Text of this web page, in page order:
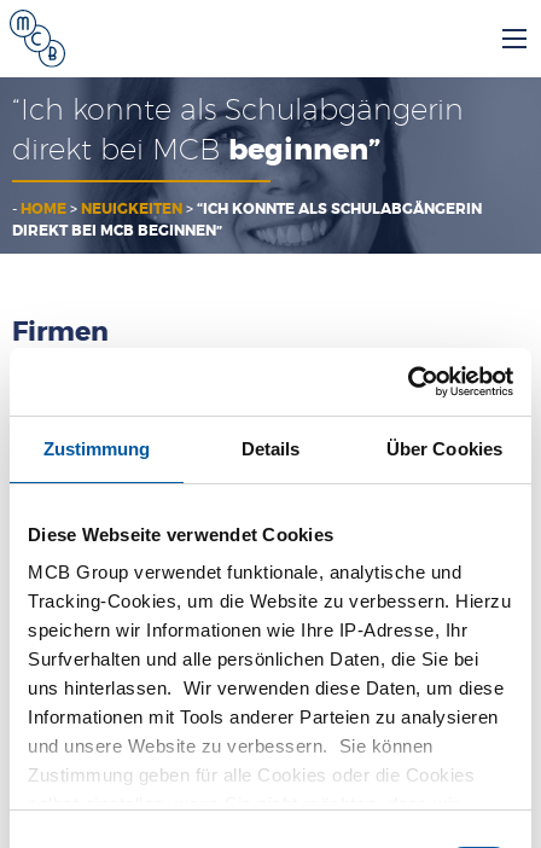
Zustimmung Details Über Cookies
Diese Webseite verwendet Cookies
MCB Group verwendet funktionale, analytische und
Tracking-Cookies, um die Website zu verbessern. Hierzu
speichern wir Informationen wie Ihre IP-Adresse, Ihr
Surfverhalten und alle persönlichen Daten, die Sie bei
uns hinterlassen. Wir verwenden diese Daten, um diese
Informationen mit Tools anderer Parteien zu analysieren
und unsere Website zu verbessern. Sie können
Zustimmung geben für alle Cookies oder die Cookies
“Ich konnte als Schulabgängerin
direkt bei MCBbeginnen”
- HOME > NEUIGKEITEN > “ICH KONNTE ALS SCHULABGÄNGERIN
DIREKT BEI MCB BEGINNEN”
Firmen
MCB
MCB Specials
MetaalService